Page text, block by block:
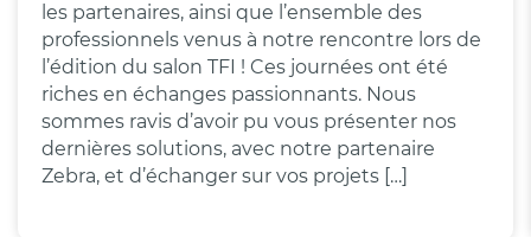
les partenaires, ainsi que l’ensemble des
professionnels venus à notre rencontre lors de
l’édition du salon TFI ! Ces journées ont été
riches en échanges passionnants. Nous
sommes ravis d’avoir pu vous présenter nos
dernières solutions, avec notre partenaire
Zebra, et d’échanger sur vos projets […]